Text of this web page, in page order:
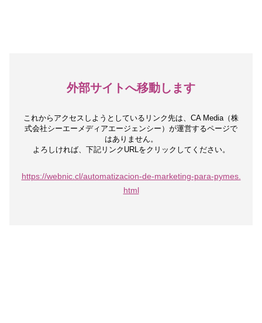
外部サイトへ移動します
これからアクセスしようとしているリンク先は、 CA Media（株
式会社シーエーメディアエージェンシー）が運営するページで
はありません。
よろしければ、下記リンクURLをクリックしてください。
https://webnic.cl/automatizacion-de-marketing-para-pymes.
html